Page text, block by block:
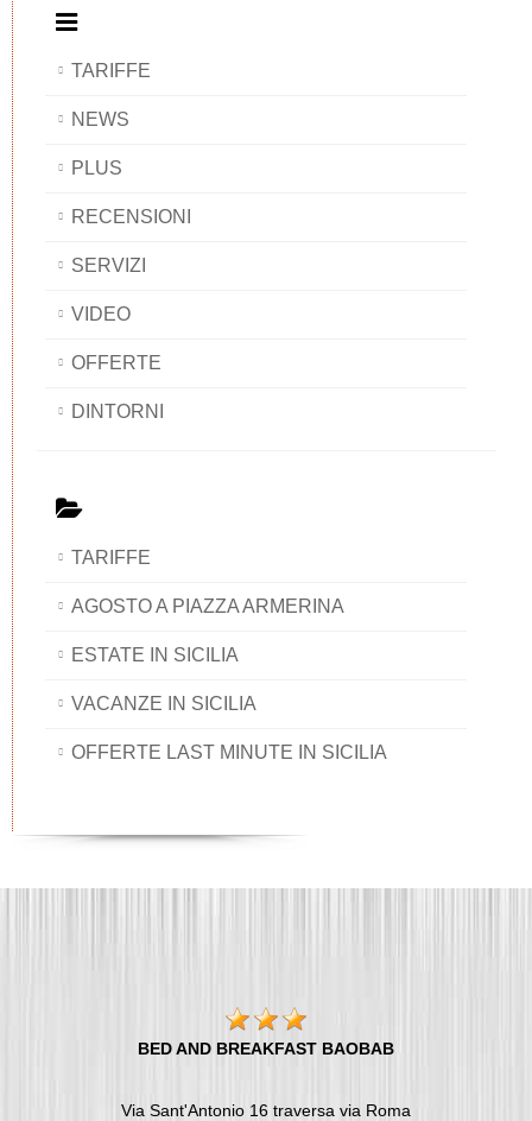
TARIFFE
NEWS
PLUS
RECENSIONI
SERVIZI
VIDEO
OFFERTE
DINTORNI
TARIFFE
AGOSTO A PIAZZA ARMERINA
ESTATE IN SICILIA
VACANZE IN SICILIA
OFFERTE LAST MINUTE IN SICILIA
BED AND BREAKFAST BAOBAB
Via Sant'Antonio 16 traversa via Roma